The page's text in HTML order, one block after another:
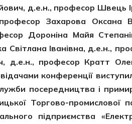
д.е.н., професор Швець
Захарова Оксана
Дороніна Майя
Світлана Іванівна, д.е.н.,
д.е.н., професор Кратт
конференції
посередництва і
Торгово-промислової
підприємства